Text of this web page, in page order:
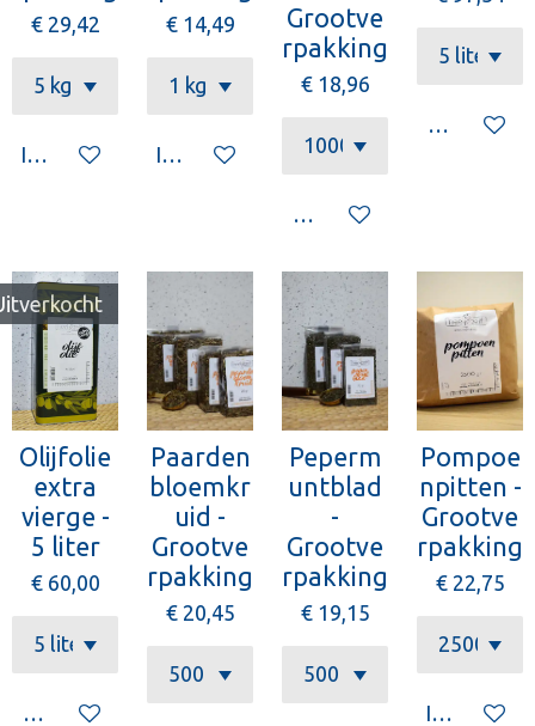
€ 29,42
In winkelwagen
€ 14,49
In winkelwagen
Grootve
rpakking
€ 18,96
Houd mij op de hoogte
Houd mij
Olijfolie
extra
vierge -
5 liter
€ 60,00
Houd mij op de hoogte
Paarden
bloemkr
uid -
Grootve
rpakking
€ 20,45
Peperm
untblad
-
Grootve
rpakking
€ 19,15
Pompoe
npitten -
Grootve
rpakking
€ 22,75
In